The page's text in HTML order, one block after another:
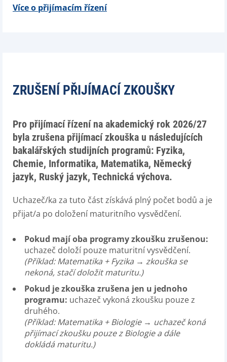
Více o přijímacím řízení
ZRUŠENÍ PŘIJÍMACÍ ZKOUŠKY
Pro přijímací řízení na akademický rok 2026/27
byla zrušena přijímací zkouška u následujících
bakalářských studijních programů: Fyzika,
Chemie, Informatika, Matematika, Německý
jazyk, Ruský jazyk, Technická výchova.
Uchazeč/ka za tuto část získává plný počet bodů a je
přijat/a po doložení maturitního vysvědčení.
Pokud mají oba programy zkoušku zrušenou:
uchazeč doloží pouze maturitní vysvědčení.
(Příklad: Matematika + Fyzika → zkouška se
nekoná, stačí doložit maturitu.)
Pokud je zkouška zrušena jen u jednoho
programu: uchazeč vykoná zkoušku pouze z
druhého.
(Příklad: Matematika + Biologie → uchazeč koná
přijímací zkoušku pouze z Biologie a dále
dokládá maturitu.)